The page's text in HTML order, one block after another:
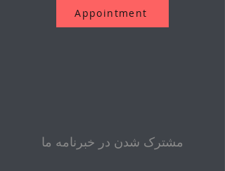
Appointment
مشترک شدن در خبرنامه ما